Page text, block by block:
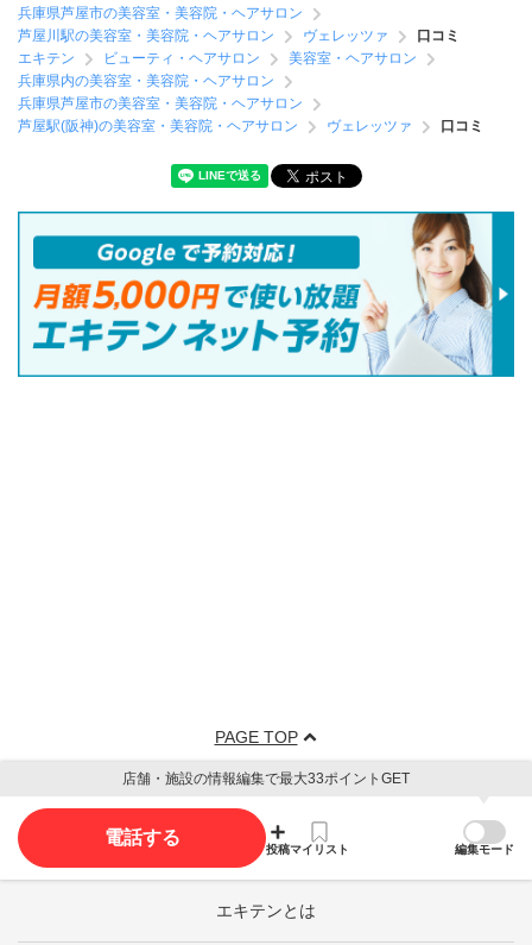
兵庫県芦屋市の美容室・美容院・ヘアサロン
芦屋川駅の美容室・美容院・ヘアサロン
ヴェレッツァ
口コミ
エキテン
ビューティ・ヘアサロン
美容室・ヘアサロン
兵庫県内の美容室・美容院・ヘアサロン
兵庫県芦屋市の美容室・美容院・ヘアサロン
芦屋駅(阪神)の美容室・美容院・ヘアサロン
ヴェレッツァ 口コミ
PAGE TOP
店舗・施設の情報編集で最大33ポイントGET
電話する
投稿マイリスト 編集モード
エキテンとは